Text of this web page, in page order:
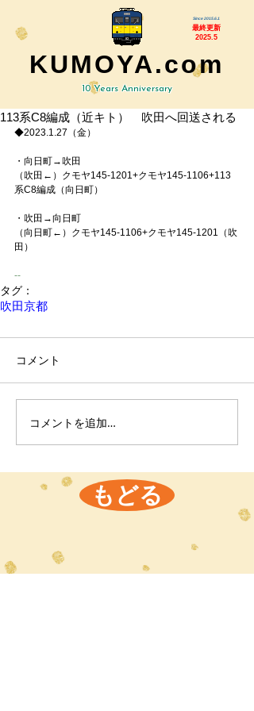
Since 2015.6.1
最終更新
2025.5
KUMOYA.com
10 Years Anniversary
113系C8編成（近キト） 吹田へ回送される
◆2023.1.27（金）
・向日町→吹田
（吹田←）クモヤ145-1201+クモヤ145-1106+113
系C8編成（向日町）
・吹田→向日町
（向日町←）クモヤ145-1106+クモヤ145-1201（吹
田）
--
タグ：
吹田京都
コメント
コメントを追加…
もどる